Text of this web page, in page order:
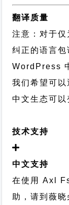
翻译质量
注意：对于
纠正的语言包
WordPress
我们希望可
中文生态可以
技术支持
中文支持
在使用 Axl
助，请到薇晓